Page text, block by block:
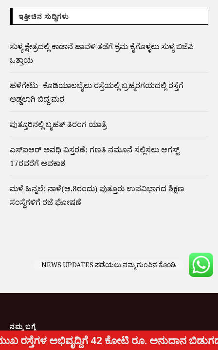
ಇತ್ತೀಚಿನ ಸುದ್ದಿಗಳು
ಸುಳ್ಯ ಕ್ಷೇತ್ರದಲ್ಲಿ ಕಾಡಾನೆ ಹಾವಳಿ ತಡೆಗೆ ಕ್ರಮ ಕೈಗೊಳ್ಳಲು ಸುಳ್ಯ ಬಿಜೆಪಿ
ಒತ್ತಾಯ
ಹಳೆಗೇಟು- ಕೊಡಿಯಾಲಬೈಲು ರಸ್ತೆಯಲ್ಲಿ ಬ್ರಹ್ಮರಗಯದಲ್ಲಿ ರಸ್ತೆಗೆ
ಅಡ್ಡಲಾಗಿ ಬಿದ್ದ ಮರ
ಪುತ್ತೂರಿನಲ್ಲಿ ಬೃಹತ್ ತಿರಂಗ ಯಾತ್ರೆ
ಎಸ್‌ಐಆರ್‌ ಅವಧಿ ವಿಸ್ತರಣೆ: ಗಣತಿ ನಮೂನೆ ಸಲ್ಲಿಸಲು ಆಗಸ್ಟ್‌
17ರವರೆಗೆ ಅವಕಾಶ
ಮಳೆ ಹಿನ್ನಲೆ: ನಾಳೆ(ಆ.8ರಂದು) ಪುತ್ತೂರು ಉಪವಿಭಾಗದ ಶಿಕ್ಷಣ
ಸಂಸ್ಥೆಗಳಿಗೆ ರಜೆ ಘೋಷಣೆ
ನಮ್ಮ ಬಗ್ಗೆ
NEWS UPDATES ಪಡೆಯಲು ನಮ್ಮ ಗುಂಪಿನ ಕೊಂಡಿ
ರೂ. ಅನುದಾನ ಬಿಡುಗಡೆ: ಸಂಸದ ಕ್ಯಾ. ಚೌಟ: ಸುಳ್ಯ